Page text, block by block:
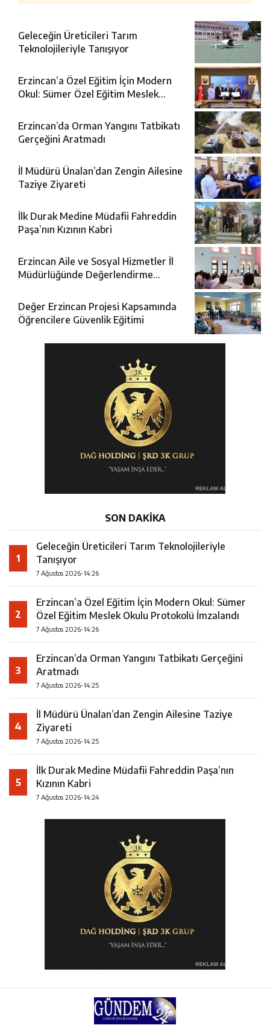
Geleceğin Üreticileri Tarım
Teknolojileriyle Tanışıyor
Erzincan’a Özel Eğitim İçin Modern
Okul: Sümer Özel Eğitim Meslek
Erzincan’da Orman Yangını Tatbikatı
Gerçeğini Aratmadı
İl Müdürü Ünalan’dan Zengin Ailesine
Taziye Ziyareti
İlk Durak Medine Müdafii Fahreddin
Paşa’nın Kızının Kabri
Erzincan Aile ve Sosyal Hizmetler İl
Müdürlüğünde Değerlendirme
Değer Erzincan Projesi Kapsamında
Öğrencilere Güvenlik Eğitimi
SON DAKİKA
1
Geleceğin Üreticileri Tarım Teknolojileriyle
Tanışıyor
7 Ağustos 2026-14:26
2
Erzincan’a Özel Eğitim İçin Modern Okul: Sümer
Özel Eğitim Meslek Okulu Protokolü İmzalandı
7 Ağustos 2026-14:26
3
Erzincan’da Orman Yangını Tatbikatı Gerçeğini
Aratmadı
7 Ağustos 2026-14:25
4
İl Müdürü Ünalan’dan Zengin Ailesine Taziye
Ziyareti
7 Ağustos 2026-14:25
5
İlk Durak Medine Müdafii Fahreddin Paşa’nın
Kızının Kabri
7 Ağustos 2026-14:24